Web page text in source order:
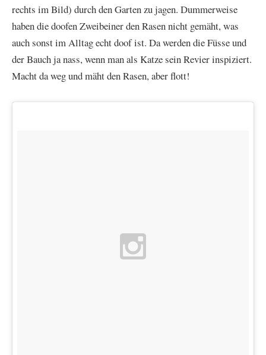
rechts im Bild) durch den Garten zu jagen. Dummerweise
haben die doofen Zweibeiner den Rasen nicht gemäht, was
auch sonst im Alltag echt doof ist. Da werden die Füsse und
der Bauch ja nass, wenn man als Katze sein Revier inspiziert.
Macht da weg und mäht den Rasen, aber flott!